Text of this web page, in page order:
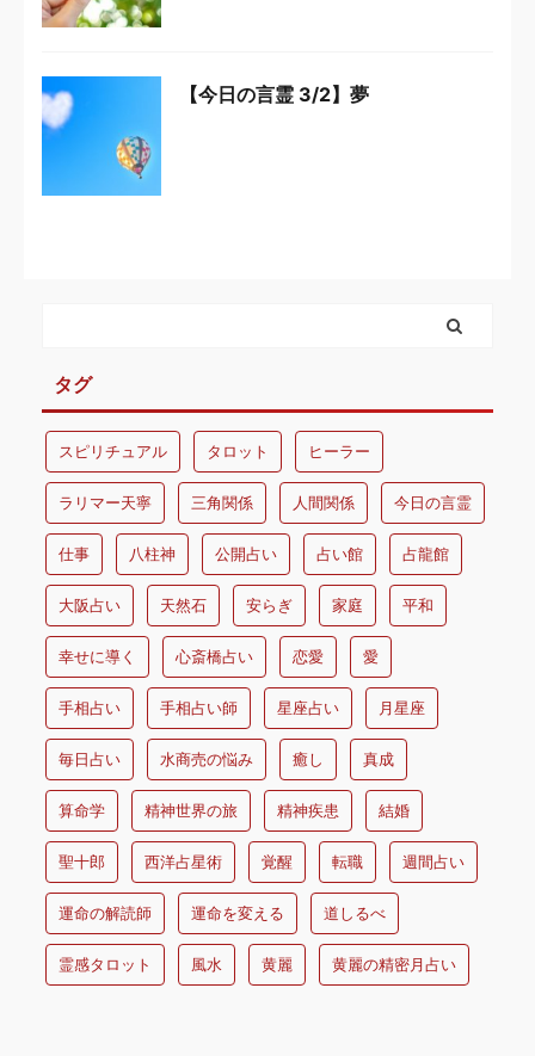
【今日の言霊 3/2】夢
タグ
スピリチュアル タロット ヒーラー
ラリマー天寧 三角関係 人間関係 今日の言霊
仕事 八柱神 公開占い 占い館 占龍館
大阪占い 天然石 安らぎ 家庭 平和
幸せに導く 心斎橋占い 恋愛 愛
手相占い 手相占い師 星座占い 月星座
毎日占い 水商売の悩み 癒し 真成
算命学 精神世界の旅 精神疾患 結婚
聖十郎 西洋占星術 覚醒 転職 週間占い
運命の解読師 運命を変える 道しるべ
霊感タロット 風水 黄麗 黄麗の精密月占い